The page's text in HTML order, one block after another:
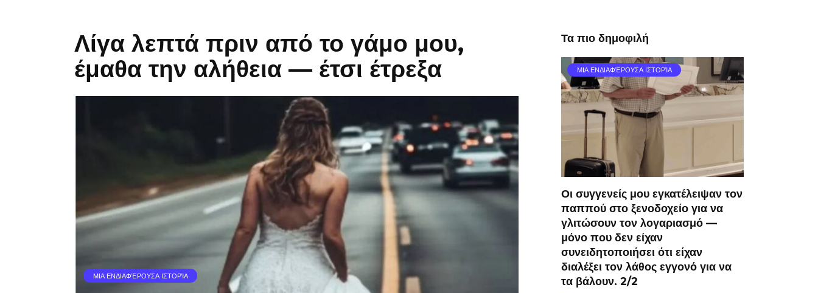
Λίγα λεπτά πριν από το γάμο μου,
έμαθα την αλήθεια — έτσι έτρεξα
ΜΙΑ ΕΝΔΙΑΦΈΡΟΥΣΑ ΙΣΤΟΡΊΑ
Τα πιο δημοφιλή
ΜΙΑ ΕΝΔΙΑΦΈΡΟΥΣΑ ΙΣΤΟΡΊΑ
Οι συγγενείς μου εγκατέλειψαν τον
παππού στο ξενοδοχείο για να
γλιτώσουν τον λογαριασμό —
μόνο που δεν είχαν
συνειδητοποιήσει ότι είχαν
διαλέξει τον λάθος εγγονό για να
τα βάλουν. 2/2